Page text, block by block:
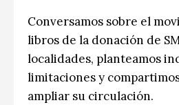
Conversamos sobre el
libros de la donación de
localidades, planteamos
limitaciones y
ampliar su circulación.